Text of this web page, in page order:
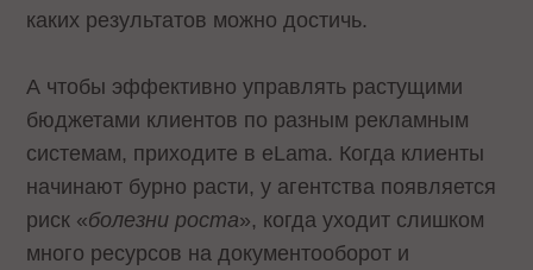
каких результатов можно достичь.
А чтобы эффективно управлять растущими
бюджетами клиентов по разным рекламным
системам, приходите в eLama. Когда клиенты
начинают бурно расти, у агентства появляется
риск «болезни роста», когда уходит слишком
много ресурсов на документооборот и